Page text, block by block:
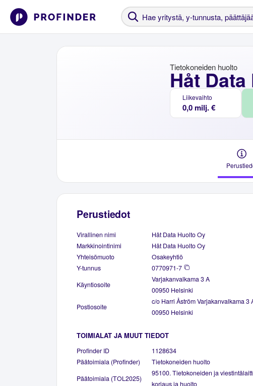
Håt
Tietokoneiden huolto
Liikevaihto
0,0 milj. €
Perustiedot
Virallinen nimi
Håt Data Huolto Oy
Markkinointinimi
Håt Data Huolto Oy
Yhteisömuoto
Osakeyhtiö
Y-tunnus
0770971-7
Käyntiosoite
Varjakanvalkama 3 A
00950 Helsinki
Postiosoite
c/o Harri Åström Varjakanvalkama 3
00950 Helsinki
TOIMIALAT JA MUUT TIEDOT
Profinder ID
1128634
Päätoimiala (Profinder)
Tietokoneiden huolto
Päätoimiala (TOL2025)
95100. Tietokoneiden ja
korjaus ja huolto